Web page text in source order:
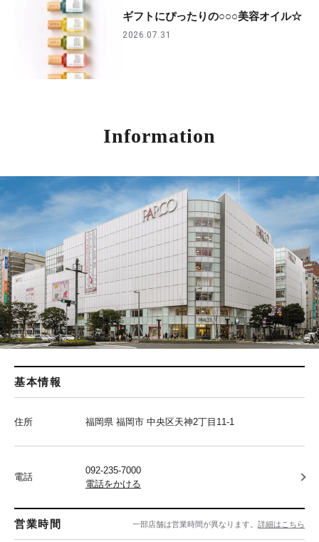
ギフトにぴったりの○○○美容オイル☆
2026.07.31
Information
基本情報
住所 福岡県 福岡市 中央区天神2丁目11-1
電話
092-235-7000
電話をかける
営業時間 一部店舗は営業時間が異なります。 詳細はこちら